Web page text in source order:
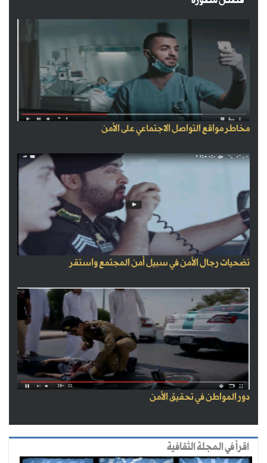
مخاطر مواقع التواصل الاجتماعي على الأمن
تضحيات رجال الأمن في سبيل أمن المجتمع واستقر
دور المواطن في تحقيق الأمن
اقرأ في المجلة الثقافية